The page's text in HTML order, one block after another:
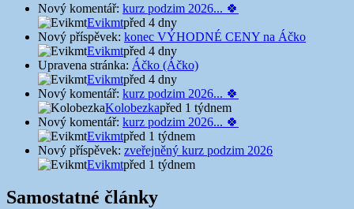
Nový komentář: kurz podzim 2026... 🍀
Evikmtpřed 4 dny
Nový příspěvek: konec VÝHODNÉ CENY na Áčko
Evikmtpřed 4 dny
Upravena stránka: Áčko (Áčko)
Evikmtpřed 4 dny
Nový komentář: kurz podzim 2026... 🍀
Kolobezkapřed 1 týdnem
Nový komentář: kurz podzim 2026... 🍀
Evikmtpřed 1 týdnem
Nový příspěvek: zveřejněný kurz podzim 2026
Evikmtpřed 1 týdnem
Samostatné články